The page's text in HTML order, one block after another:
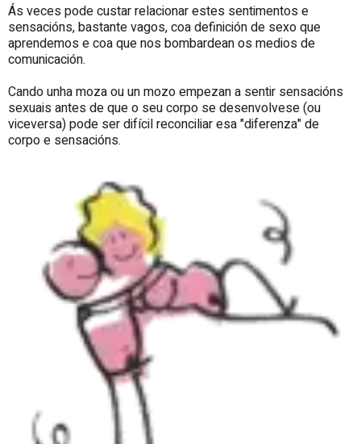
Ás veces pode custar relacionar estes sentimentos e
sensacións, bastante vagos, coa definición de sexo que
aprendemos e coa que nos bombardean os medios de
comunicación.
Cando unha moza ou un mozo empezan a sentir sensacións
sexuais antes de que o seu corpo se desenvolvese (ou
viceversa) pode ser difícil reconciliar esa "diferenza" de
corpo e sensacións.